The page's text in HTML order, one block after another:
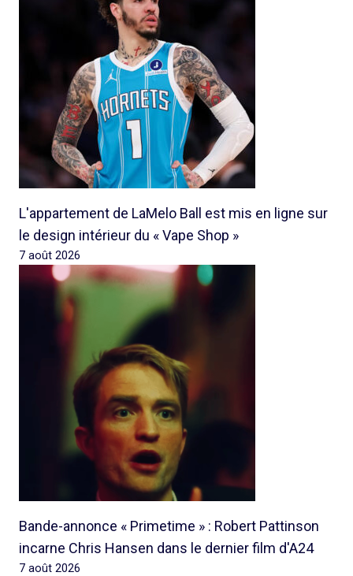
L'appartement de LaMelo Ball est mis en ligne sur
le design intérieur du « Vape Shop »
7 août 2026
Bande-annonce « Primetime » : Robert Pattinson
incarne Chris Hansen dans le dernier film d'A24
7 août 2026